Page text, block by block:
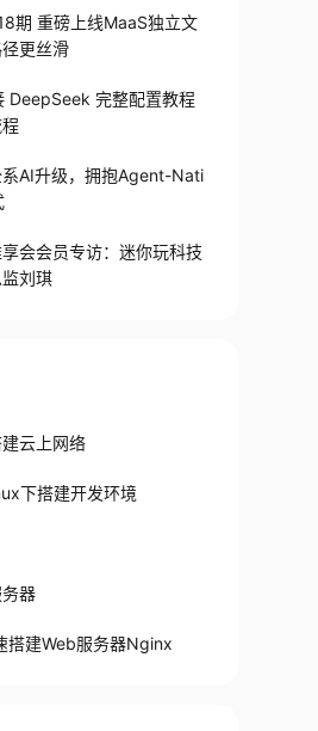
期 重磅上线MaaS独立文
更丝滑
DeepSeek 完整配置教程
AI升级，拥抱Agent-Nati
享会会员专访：迷你玩科技
刘琪
云上网络
下搭建开发环境
器
搭建Web服务器Nginx